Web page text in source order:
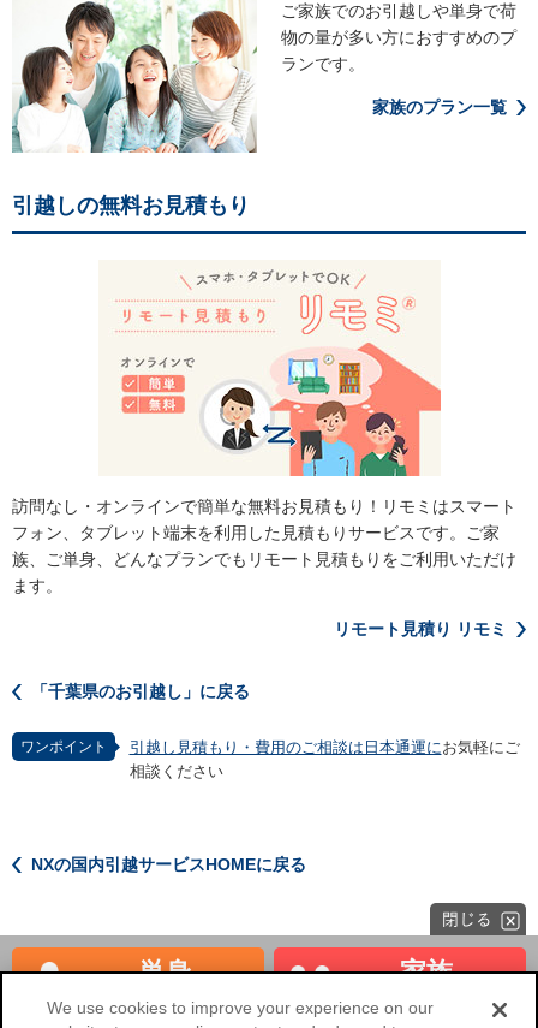
ご家族でのお引越しや単身で荷
物の量が多い方におすすめのプ
ランです。
家族のプラン一覧
引越しの無料お見積もり
訪問なし・オンラインで簡単な無料お見積もり！リモミはスマート
フォン、タブレット端末を利用した見積もりサービスです。ご家
族、ご単身、どんなプランでもリモート見積もりをご利用いただけ
ます。
リモート見積り リモミ
「千葉県のお引越し」に戻る
ワンポイント 引越し見積もり・費用のご相談は日本通運にお気軽にご
相談ください
NXの国内引越サービスHOMEに戻る
単身 家族
We use cookies to improve your experience on our